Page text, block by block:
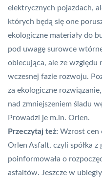
elektrycznych pojazdach,
których będą się one
ekologiczne materiały do
pod uwagę surowce
obiecująca, ale ze względu
wczesnej fazie rozwoju.
za ekologiczne
nad zmniejszeniem śladu
Prowadzi je m.in. Orlen.
Przeczytaj też: Wzrost cen
Orlen Asfalt, czyli spółka
poinformowała o
asfaltów. Jeszcze w